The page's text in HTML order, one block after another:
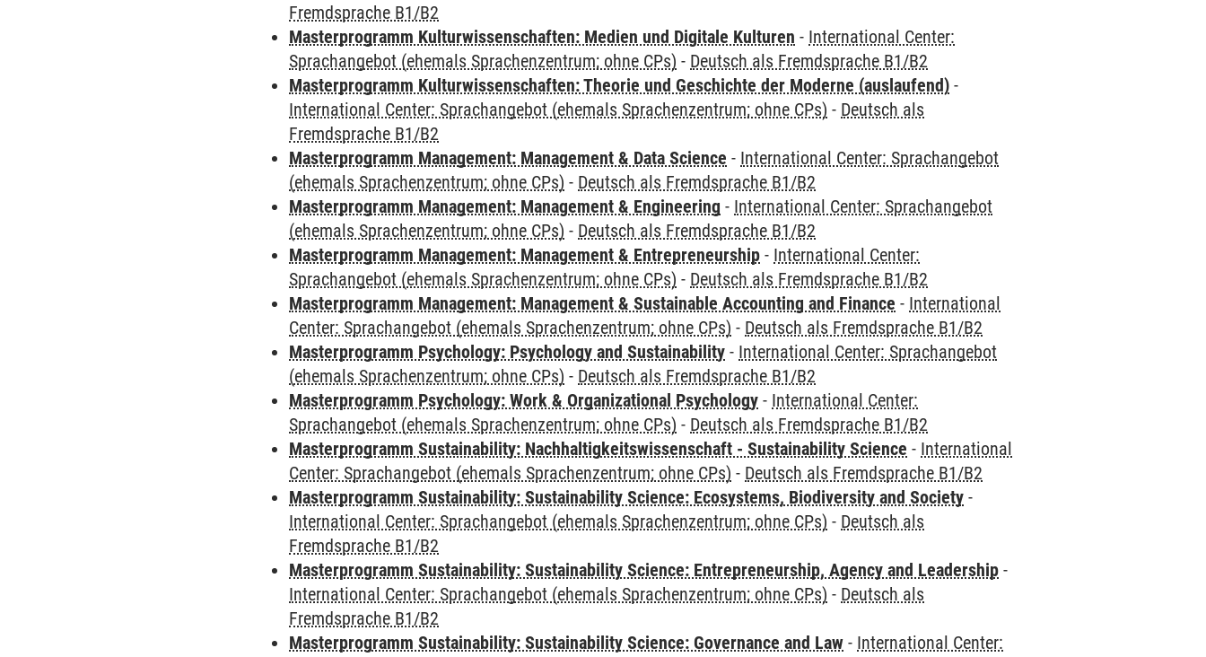
Fremdsprache B1/B2
Masterprogramm Kulturwissenschaften: Medien und Digitale Kulturen - International Center:
Sprachangebot (ehemals Sprachenzentrum; ohne CPs) - Deutsch als Fremdsprache B1/B2
Masterprogramm Kulturwissenschaften: Theorie und Geschichte der Moderne (auslaufend) -
International Center: Sprachangebot (ehemals Sprachenzentrum; ohne CPs) - Deutsch als
Fremdsprache B1/B2
Masterprogramm Management: Management & Data Science - International Center: Sprachangebot
(ehemals Sprachenzentrum; ohne CPs) - Deutsch als Fremdsprache B1/B2
Masterprogramm Management: Management & Engineering - International Center: Sprachangebot
(ehemals Sprachenzentrum; ohne CPs) - Deutsch als Fremdsprache B1/B2
Masterprogramm Management: Management & Entrepreneurship - International Center:
Sprachangebot (ehemals Sprachenzentrum; ohne CPs) - Deutsch als Fremdsprache B1/B2
Masterprogramm Management: Management & Sustainable Accounting and Finance - International
Center: Sprachangebot (ehemals Sprachenzentrum; ohne CPs) - Deutsch als Fremdsprache B1/B2
Masterprogramm Psychology: Psychology and Sustainability - International Center: Sprachangebot
(ehemals Sprachenzentrum; ohne CPs) - Deutsch als Fremdsprache B1/B2
Masterprogramm Psychology: Work & Organizational Psychology - International Center:
Sprachangebot (ehemals Sprachenzentrum; ohne CPs) - Deutsch als Fremdsprache B1/B2
Masterprogramm Sustainability: Nachhaltigkeitswissenschaft - Sustainability Science - International
Center: Sprachangebot (ehemals Sprachenzentrum; ohne CPs) - Deutsch als Fremdsprache B1/B2
Masterprogramm Sustainability: Sustainability Science: Ecosystems, Biodiversity and Society -
International Center: Sprachangebot (ehemals Sprachenzentrum; ohne CPs) - Deutsch als
Fremdsprache B1/B2
Masterprogramm Sustainability: Sustainability Science: Entrepreneurship, Agency and Leadership -
International Center: Sprachangebot (ehemals Sprachenzentrum; ohne CPs) - Deutsch als
Fremdsprache B1/B2
Masterprogramm Sustainability: Sustainability Science: Governance and Law - International Center: